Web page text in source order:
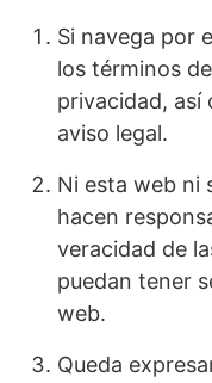
Si navega por
los términos
privacidad, así
aviso legal.
Ni esta web ni
hacen
veracidad de
puedan tener
web.
Queda